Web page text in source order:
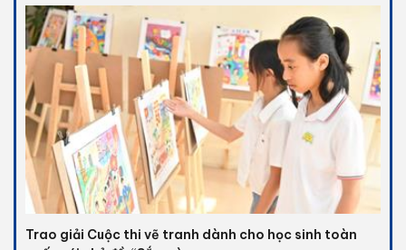
Trao giải Cuộc thi vẽ tranh dành cho học sinh toàn